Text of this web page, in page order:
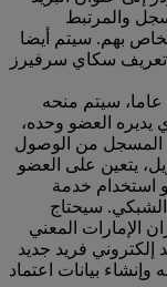
والمرتبط
بهم. سيتم أيضا
تعريف سكاي سرفيرز
عندما يبلغ عضو سكاي سرفيرز سن 18 عاما، سيتم منحه
العضو وحده،
المسجل من الوصول
يتعين على العضو
استخدام خدمة
الشبكي. سيحتاج
الإمارات المعني
وعنوان بريد إلكتروني فريد جديد
بيانات اعتماد